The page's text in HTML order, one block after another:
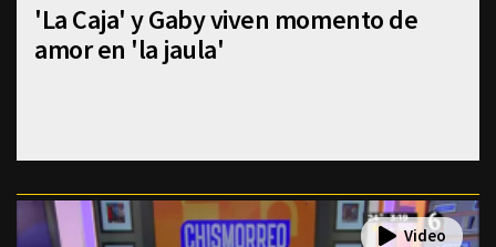
'La Caja' y Gaby viven momento de
amor en 'la jaula'